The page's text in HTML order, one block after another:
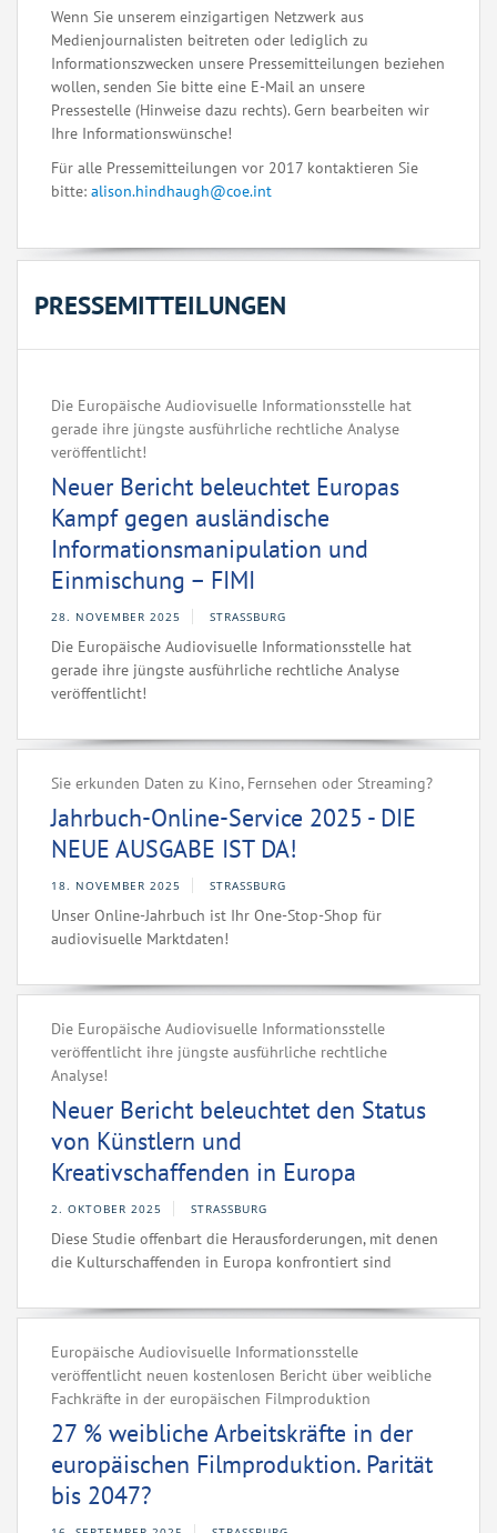
Wenn Sie unserem einzigartigen Netzwerk aus
Medienjournalisten beitreten oder lediglich zu
Informationszwecken unsere Pressemitteilungen beziehen
wollen, senden Sie bitte eine E-Mail an unsere
Pressestelle (Hinweise dazu rechts). Gern bearbeiten wir
Ihre Informationswünsche!
Für alle Pressemitteilungen vor 2017 kontaktieren Sie
bitte: alison.hindhaugh@coe.int
PRESSEMITTEILUNGEN
Die Europäische Audiovisuelle Informationsstelle hat
gerade ihre jüngste ausführliche rechtliche Analyse
veröffentlicht!
Neuer Bericht beleuchtet Europas
Kampf gegen ausländische
Informationsmanipulation und
Einmischung – FIMI
28. NOVEMBER 2025 STRASSBURG
Die Europäische Audiovisuelle Informationsstelle hat
gerade ihre jüngste ausführliche rechtliche Analyse
veröffentlicht!
Sie erkunden Daten zu Kino, Fernsehen oder Streaming?
Jahrbuch-Online-Service 2025 - DIE
NEUE AUSGABE IST DA!
18. NOVEMBER 2025 STRASSBURG
Unser Online-Jahrbuch ist Ihr One-Stop-Shop für
audiovisuelle Marktdaten!
Die Europäische Audiovisuelle Informationsstelle
veröffentlicht ihre jüngste ausführliche rechtliche
Analyse!‌ ‌ ‌
Neuer Bericht beleuchtet den Status
von Künstlern und
Kreativschaffenden in Europa
2. OKTOBER 2025 STRASSBURG
Diese Studie offenbart die Herausforderungen, mit denen
die Kulturschaffenden in Europa konfrontiert sind
Europäische Audiovisuelle Informationsstelle
veröffentlicht neuen kostenlosen Bericht über weibliche
Fachkräfte in der europäischen Filmproduktion
27 % weibliche Arbeitskräfte in der
europäischen Filmproduktion. Parität
bis 2047?